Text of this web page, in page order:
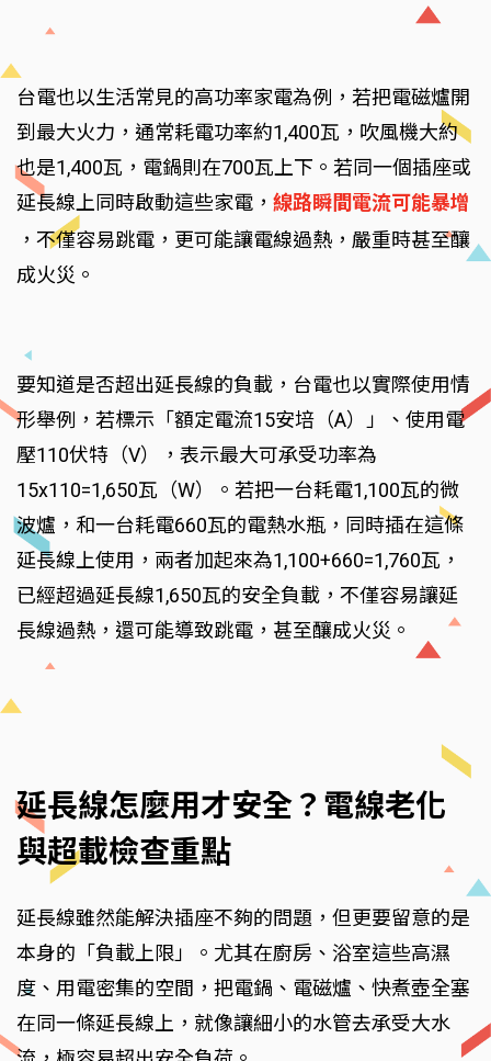
台電也以生活常見的高功率家電為例，若把電磁爐開
到最大火力，通常耗電功率約1,400瓦，吹風機大約
也是1,400瓦，電鍋則在700瓦上下。若同一個插座或
延長線上同時啟動這些家電， 線路瞬間電流可能暴增
，不僅容易跳電，更可能讓電線過熱，嚴重時甚至釀
成火災。
要知道是否超出延長線的負載，台電也以實際使用情
形舉例，若標示「額定電流15安培（A）」、使用電
壓110伏特（V），表示最大可承受功率為
15x110=1,650瓦（W）。若把一台耗電1,100瓦的微
波爐，和一台耗電660瓦的電熱水瓶，同時插在這條
延長線上使用，兩者加起來為1,100+660=1,760瓦，
已經超過延長線1,650瓦的安全負載，不僅容易讓延
長線過熱，還可能導致跳電，甚至釀成火災。
延長線怎麼用才安全？電線老化
與超載檢查重點
延長線雖然能解決插座不夠的問題，但更要留意的是
本身的「負載上限」。尤其在廚房、浴室這些高濕
度、用電密集的空間，把電鍋、電磁爐、快煮壺全塞
在同一條延長線上，就像讓細小的水管去承受大水